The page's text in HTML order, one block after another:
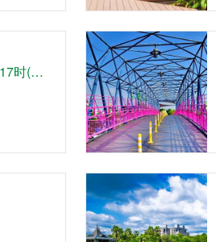
旅客服务中心2月至10月 上午8时至下午17时(每周二公休) 豪华露营区2月至10月 24小时(仅开放住客) 游泳戏水池6月至8月 上午8时至下午17时(每周二公休)